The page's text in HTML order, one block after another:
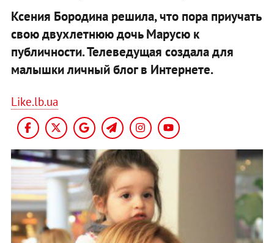
Ксения Бородина решила, что пора приучать
свою двухлетнюю дочь Марусю к
публичности. Телеведущая создала для
малышки личный блог в Интернете.
Like.lb.ua